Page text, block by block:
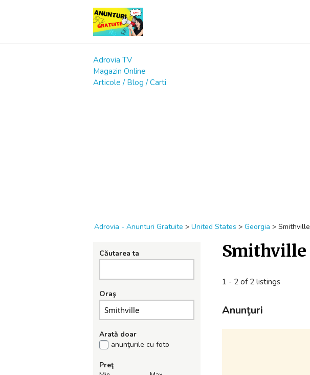
Adrovia TV
Magazin Online
Articole / Blog / Carti
Adrovia - Anunturi Gratuite > United States > Georgia > Smithville
Căutarea ta
Oraş
Arată doar
anunţurile cu foto
Preţ
Smithville
1 - 2 of 2 listings
Anunţuri